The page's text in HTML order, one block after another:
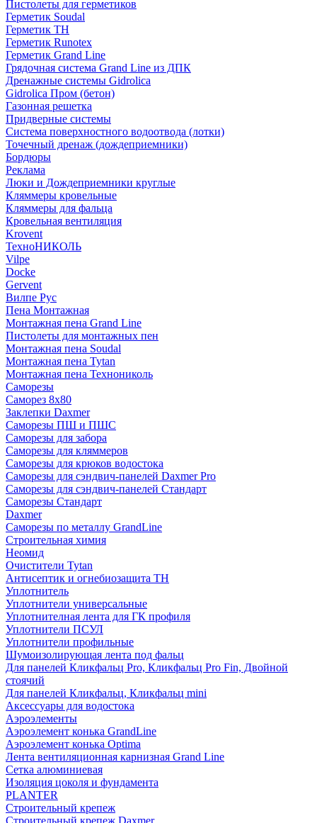
Пистолеты для герметиков
Герметик Soudal
Герметик ТН
Герметик Runotex
Герметик Grand Line
Грядочная система Grand Line из ДПК
Дренажные системы Gidrolica
Gidrolica Пром (бетон)
Газонная решетка
Придверные системы
Система поверхностного водоотвода (лотки)
Точечный дренаж (дождеприемники)
Бордюры
Рекламa
Люки и Дождеприемники круглые
Кляммеры кровельные
Кляммеры для фальца
Кровельная вентиляция
Krovent
ТехноНИКОЛЬ
Vilpe
Docke
Gervent
Вилпе Рус
Пена Монтажнaя
Монтажная пена Grand Linе
Пистолеты для монтажных пен
Монтажная пена Soudal
Монтажная пена Tytan
Монтажная пена Технониколь
Саморезы
Саморез 8х80
Заклепки Daxmer
Саморезы ПШ и ПШС
Саморезы для забора
Саморезы для кляммеров
Саморезы для крюков водостока
Саморезы для сэндвич-панелей Daxmer Pro
Саморезы для сэндвич-панелей Стандарт
Саморезы Стандарт
Daxmer
Саморезы по металлу GrandLine
Строительная химия
Неомид
Очистители Tytan
Антисептик и огнебиозащита ТН
Уплотнитель
Уплотнители универсальные
Уплотнителная лента для ГК профиля
Уплотнители ПСУЛ
Уплотнители профильные
Шумоизолирующая лента под фальц
Для панелей Кликфальц Pro, Кликфальц Pro Fin, Двойной
стоячий
Для панелей Кликфальц, Кликфальц mini
Аксессуары для водостока
Аэроэлементы
Аэроэлемент конька GrandLine
Аэроэлемент конька Optima
Лента вентиляционная карнизная Grand Line
Сетка алюминиевая
Изоляция цоколя и фундамента
PLANTER
Строительный крепеж
Строительный крепеж Daxmer